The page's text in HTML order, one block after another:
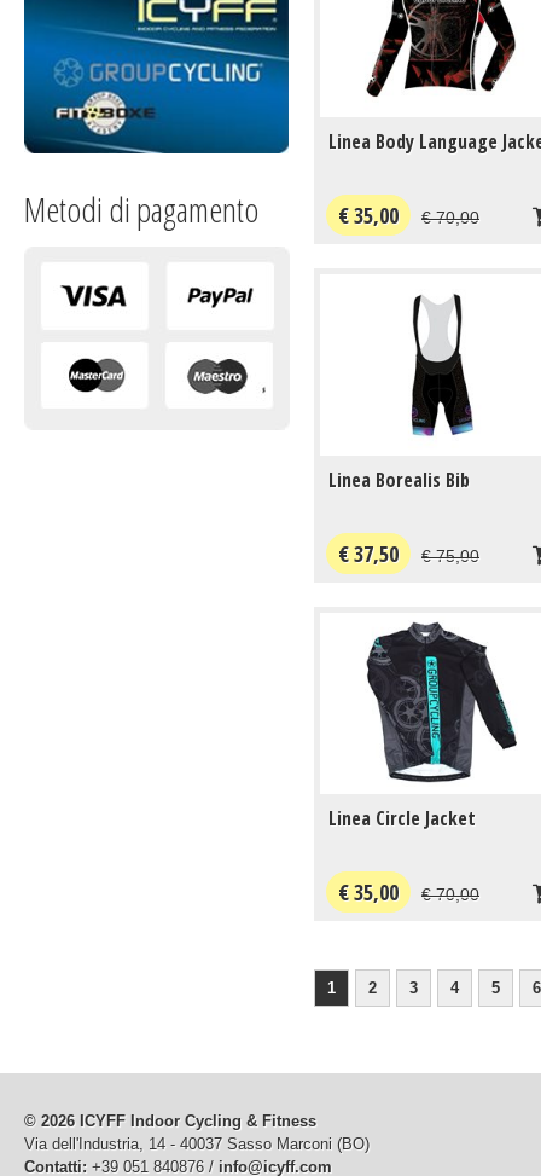
Metodi di pagamento
Linea Body Language
€ 35,00 € 70,00
Linea Borealis Bib
€ 37,50 € 75,00
Linea Circle Jacket
€ 35,00 € 70,00
1 2 3 4 5 6
© 2026 ICYFF Indoor Cycling & Fitness
Via dell'Industria, 14 - 40037 Sasso Marconi (BO)
Contatti: +39 051 840876 / info@icyff.com